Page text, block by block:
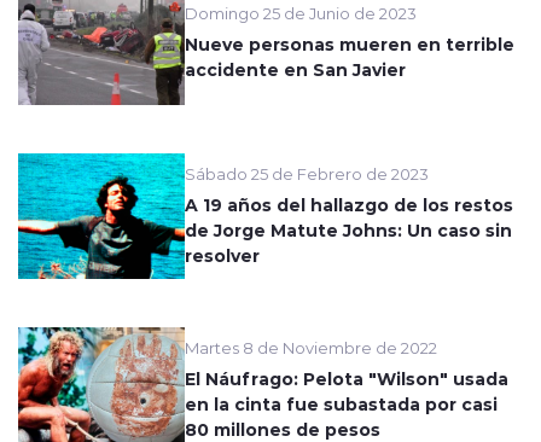
Domingo 25 de Junio de 2023
Nueve personas mueren en terrible
accidente en San Javier
Sábado 25 de Febrero de 2023
A 19 años del hallazgo de los restos
de Jorge Matute Johns: Un caso sin
resolver
Martes 8 de Noviembre de 2022
El Náufrago: Pelota "Wilson" usada
en la cinta fue subastada por casi
80 millones de pesos